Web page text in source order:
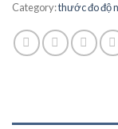
Category:thước đo độ